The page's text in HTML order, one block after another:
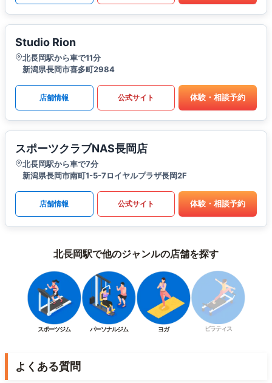
Studio Rion
北長岡駅から車で11分
新潟県長岡市喜多町2984
店舗情報 公式サイト 体験・相談予約
スポーツクラブNAS長岡店
北長岡駅から車で7分
新潟県長岡市南町1-5-7ロイヤルプラザ長岡2F
店舗情報 公式サイト 体験・相談予約
北長岡駅で他のジャンルの店舗を探す
スポーツジム パーソナルジム ヨガ ピラティス
よくある質問